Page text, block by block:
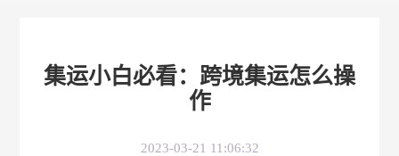
集运小白必看：跨境集运怎么操
作
2023-03-21 11:06:32